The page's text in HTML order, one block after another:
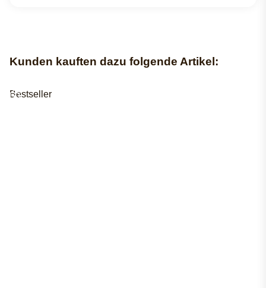
Kunden kauften dazu folgende Artikel:
Bestseller